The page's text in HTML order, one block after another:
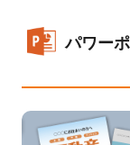
パワー